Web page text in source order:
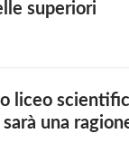
superiori
liceo
una